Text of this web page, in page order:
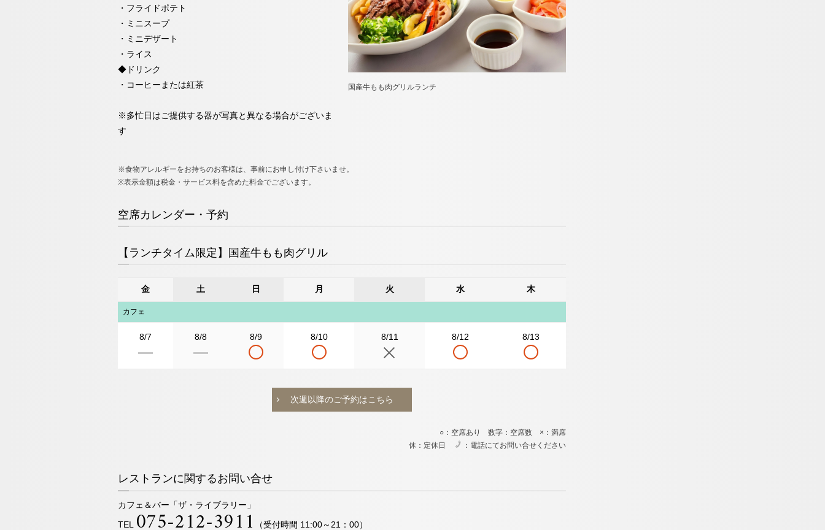
・フライドポテト
・ミニスープ
・ミニデザート
・ライス
◆ドリンク
・コーヒーまたは紅茶
※多忙日はご提供する器が写真と異なる場合がございま
す
国産牛もも肉グリルランチ
※食物アレルギーをお持ちのお客様は、事前にお申し付け下さいませ。
※表示金額は税金・サービス料を含めた料金でございます。
空席カレンダー・予約
【ランチタイム限定】国産牛もも肉グリル
金 土 日 月 火 水 木
カフェ
8/7 8/8 8/9 8/10 8/11 8/12 8/13
次週以降のご予約はこちら
○：空席あり 数字：空席数 ×：満席
休：定休日
：電話にてお問い合せください
レストランに関するお問い合せ
カフェ＆バー「ザ・ライブラリー」
TEL 075-212-3911 （受付時間 11:00～21：00）